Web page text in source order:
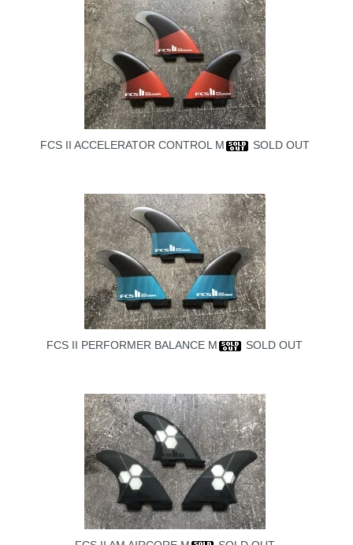
FCS II ACCELERATOR CONTROL M SOLD OUT
FCS II PERFORMER BALANCE M SOLD OUT